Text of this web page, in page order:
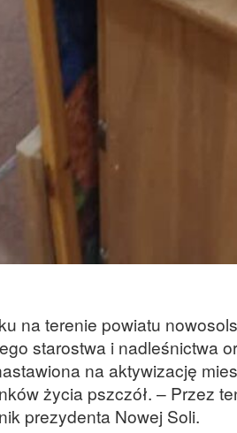
na terenie powiatu
starostwa i nadleśnictwa
na aktywizację
życia pszczół. – Przez
prezydenta Nowej Soli.